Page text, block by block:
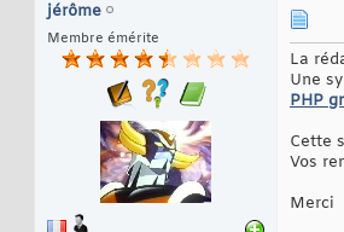
jérôme
Membre émérite
La
Une
PHP
Cette
Vos
Merci